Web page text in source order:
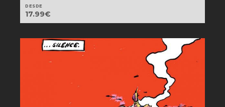
DESDE
17.99€